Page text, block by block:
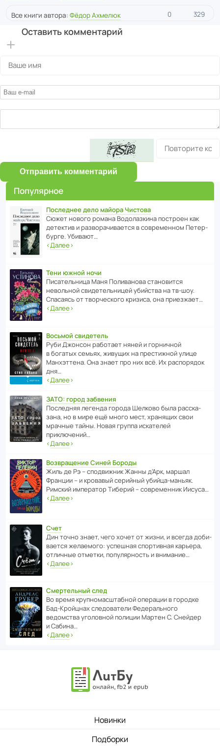
Все книги автора: Фёдор Ахмелюк 0 329
Оставить комментарий
Отправить комментарий
Популярное
Последнее дело майора Чистова
Сюжет нового романа Водо­ла­з­кина пост­роен как
дете­ктив и разво­ра­чи­ва­ется в совре­менном Пете­р­
бурге. Убивают…
‹Далее›
Тени южной ночи
Писа­тель­ница Маня Поли­ва­нова стано­вится
невольной свиде­тель­ницей убийства на тв-шоу.
Спасаясь от твор­че­с­кого кризиса, она приезжает…
‹Далее›
Восьмой свидетель
Руби Джонсон рабо­тает няней и горни­чной
в богатых семьях, живущих на прес­ти­жной улице
Манх­эт­тена. Она знает про них всё. Их распо­рядок
дня…
‹Далее›
ЗАТО: город забвения
После­дняя легенда города Шелково была расска­
зана, но в мире ещё много мест, хранящих свои
мрачные тайны. Новая группа иска­телей
приключений…
‹Далее›
Возвращение Синей Бороды
Жиль де Рэ – спод­ви­жник Жанны д’Арк, маршал
Франции – и кровавый серийный убийца-маньяк.
Римский импе­ратор Тиберий – совре­менник Иисуса…
‹Далее›
Счет
Дин точно знает, чего хочет от жизни, и всегда доби­
ва­ется жела­е­мого: успе­шная спор­ти­вная карьера,
отли­чные отметки, попу­ля­р­ность и внимание…
‹Далее›
Смертельный след
Во время круп­но­мас­ш­та­бной операции в городке
Бад‑Крой­цнах следо­ва­тели Феде­раль­ного
ведомства уголо­вной полиции Мартен С. Снейдер
и Сабина…
‹Далее›
Новинки
Подборки